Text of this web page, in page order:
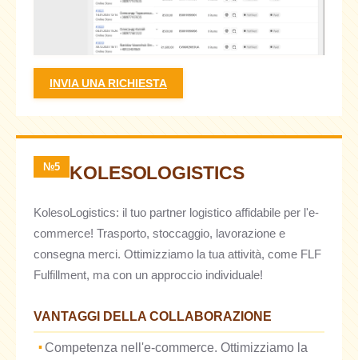
INVIA UNA RICHIESTA
№5 KOLESOLOGISTICS
KolesoLogistics: il tuo partner logistico affidabile per l'e-
commerce! Trasporto, stoccaggio, lavorazione e
consegna merci. Ottimizziamo la tua attività, come FLF
Fulfillment, ma con un approccio individuale!
VANTAGGI DELLA COLLABORAZIONE
Competenza nell'e-commerce. Ottimizziamo la